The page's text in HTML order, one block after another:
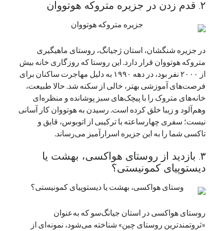
نوامبر 2023
اکتبر 2023
جولای 2023
دسامبر 2022
دسته‌ها
اپل
دسته‌بندی نشده
۲. قدم زدن در جزیره متروکه هوتووان
در جزیره شنگشان، استان ژجیانگ، روستای ماهیگیری
متروکه هوتووان قرار دارد. این روستا که روزگاری خانه بیش
از ۲۰۰۰ نفر بود، در دهه ۱۹۹۰ به دلیل مهاجرت ساکنان برای
فرصت‌های آموزشی بهتر، خالی از سکنه شد. حالا طبیعت،
خانه‌های متروک را با پیچک‌های سبز پوشانده و منظره‌ای
وهم‌آلود و زیبا خلق کرده است. رسیدن به هوتووان کار آسانی
نیست؛ سفری چهارساعته با ترکیبی از اتوبوس، قایق و
تاکسی شما را به این جزیره اسرارآمیز می‌رساند.
۳. بازدید از روستای هواکسی، بهشت یا
دیستوپیای کمونیستی؟
روستای هواکسی در استان جیانگ‌سو که به‌عنوان
«ثروتمندترین روستای چین» شناخته می‌شود، نمونه‌ای از